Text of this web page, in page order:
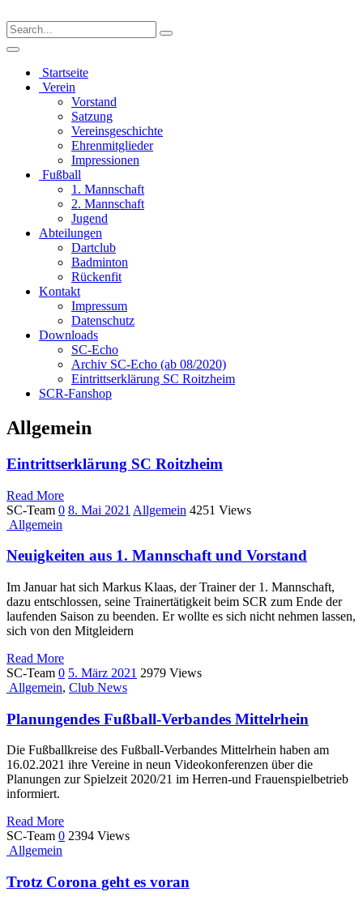
Startseite
Verein
Vorstand
Satzung
Vereinsgeschichte
Ehrenmitglieder
Impressionen
Fußball
1. Mannschaft
2. Mannschaft
Jugend
Abteilungen
Dartclub
Badminton
Rückenfit
Kontakt
Impressum
Datenschutz
Downloads
SC-Echo
Archiv SC-Echo (ab 08/2020)
Eintrittserklärung SC Roitzheim
SCR-Fanshop
Allgemein
Eintrittserklärung SC Roitzheim
Read More
SC-Team 0 8. Mai 2021 Allgemein 4251 Views
Allgemein
Neuigkeiten aus 1. Mannschaft und Vorstand
Im Januar hat sich Markus Klaas, der Trainer der 1. Mannschaft,
dazu entschlossen, seine Trainertätigkeit beim SCR zum Ende der
laufenden Saison zu beenden. Er wollte es sich nicht nehmen lassen,
sich von den Mitgleidern
Read More
SC-Team 0 5. März 2021 2979 Views
Allgemein, Club News
Planungendes Fußball-Verbandes Mittelrhein
Die Fußballkreise des Fußball-Verbandes Mittelrhein haben am
16.02.2021 ihre Vereine in neun Videokonferenzen über die
Planungen zur Spielzeit 2020/21 im Herren-und Frauenspielbetrieb
informiert.
Read More
SC-Team 0 2394 Views
Allgemein
Trotz Corona geht es voran